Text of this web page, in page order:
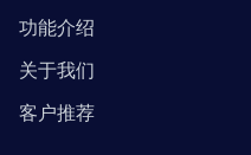
功能介绍
关于我们
客户推荐